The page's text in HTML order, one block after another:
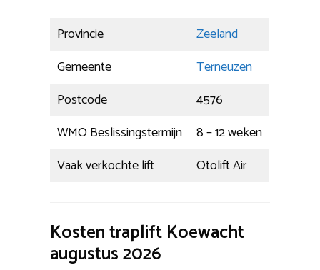
Provincie
Zeeland
Gemeente
Terneuzen
Postcode
4576
WMO Beslissingstermijn
8 – 12 weken
Vaak verkochte lift
Otolift Air
Kosten traplift Koewacht
augustus 2026